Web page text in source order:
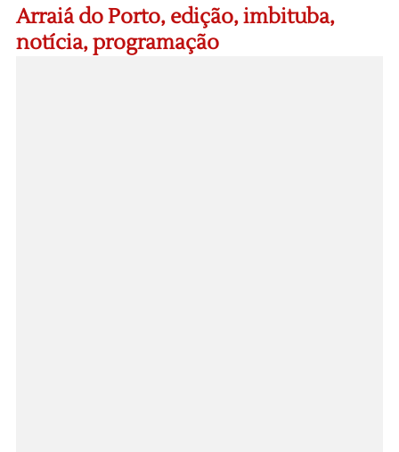
Arraiá do Porto, edição,imbituba,
notícia,programação